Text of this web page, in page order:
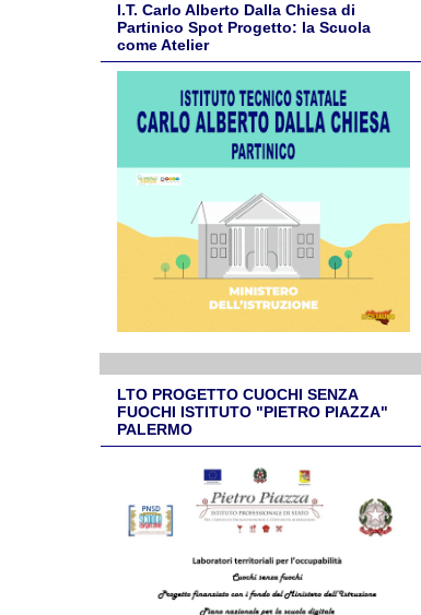
I.T. Carlo Alberto Dalla Chiesa di
Partinico Spot Progetto: la Scuola
come Atelier
LTO PROGETTO CUOCHI SENZA
FUOCHI ISTITUTO "PIETRO PIAZZA"
PALERMO